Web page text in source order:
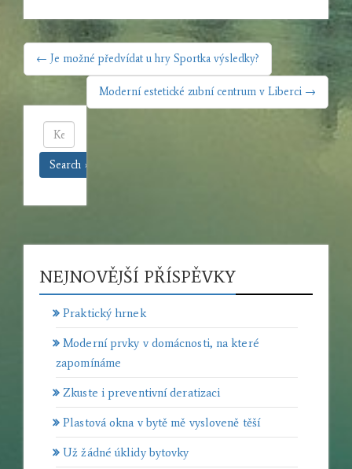
NAVIGACE
PRO
PŘÍSPĚVEK
← Je možné předvídat u hry Sportka výsledky?
Moderní estetické zubní centrum v Liberci →
Search »
NEJNOVĚJŠÍ PŘÍSPĚVKY
Praktický hrnek
Moderní prvky v domácnosti, na které
zapomínáme
Zkuste i preventivní deratizaci
Plastová okna v bytě mě vysloveně těší
Už žádné úklidy bytovky